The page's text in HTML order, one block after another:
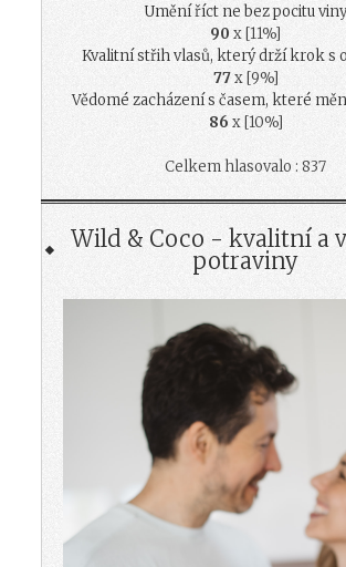
Umění říct ne bez pocitu viny
90 x [11%]
Kvalitní střih vlasů, který drží krok s
77x [9%]
Vědomé zacházení s časem, které
86 x [10%]
Celkem hlasovalo : 837
Wild & Coco - kvalitní a
potraviny